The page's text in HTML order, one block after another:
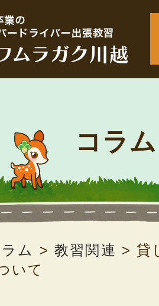
コラム
ム >教習関連 > 貸
いて